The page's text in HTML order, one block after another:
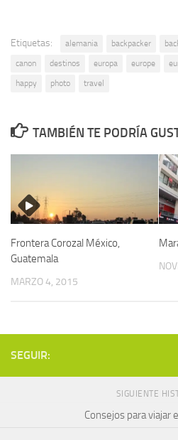
Etiquetas: alemania backpacker
canon
destinos europa europe
happy
photo travel
TAMBIÉN TE PODRÍA
Frontera Corozal México,
Guatemala
MARZO 4, 2015
SEGUIR:
SIGUIENTE
Consejos para viajar